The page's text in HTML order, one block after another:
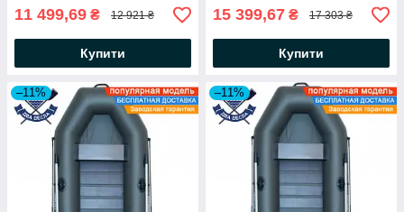
11 499,69 ₴ 12 921 ₴
Купити
15 399,67 ₴ 17 303 ₴
Купити
–11% –11%